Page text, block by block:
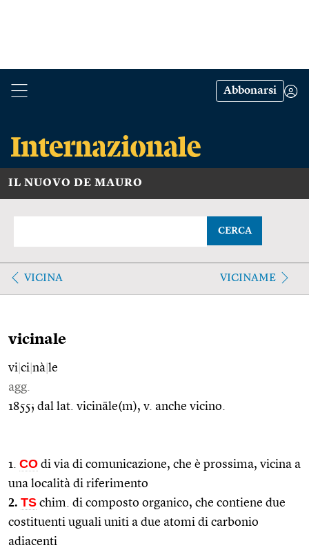
Abbonarsi
IL NUOVO DE MAURO
CERCA
VICINA VICINAME
vicinale
vi ci nà le
agg.
1855; dal lat. vicināle(m), v. anche vicino.
1. CO di via di comunicazione, che è prossima, vicina a
una località di riferimento
2. TS chim. di composto organico, che contiene due
costituenti uguali uniti a due atomi di carbonio
adiacenti